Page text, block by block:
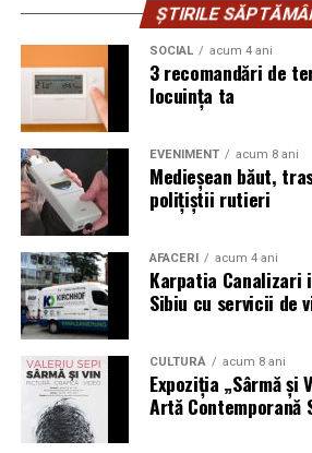
ȘTIRILE
SOCIAL acum 4 ani
3 recomandări de
locuința ta
EVENIMENT acum 8 ani
Medieșean băut,
polițiștii rutieri
AFACERI acum 4 ani
Karpatia Canalizari
Sibiu cu servicii de
CULTURĂ acum 8 ani
Expoziția „Sârmă și
Artă Contemporană